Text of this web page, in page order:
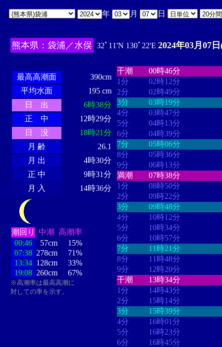
年 月 日
熊本県：袋浦／水俣 32ﾟ11'N 130ﾟ22'E 2024年03月07
最高高潮面
390cm
平均水面
195 cm
日 出
6時38分
正 中
12時29分
日 没
18時21分
月 齢
26.1
月 出
4時30分
正 中
9時31分
月 入
14時36分
潮回り 中潮 高潮率
00:46
57cm
15%
07:38 278cm
71%
13:34 128cm
33%
19:08 260cm 67%
※高潮率は最高高潮に
対しての率を示す。
干潮
00時46分
1分
02時12分
2分
02時49分
3分
03時19分
4分
03時47分
5分
04時13分
6分
04時39分
7分
05時06分
8分
05時36分
9分
06時13分
満潮
07時38分
1分
08時50分
2分
09時22分
3分
09時48分
4分
10時12分
5分
10時34分
6分
10時57分
7分
11時21分
8分
11時48分
9分
12時20分
干潮
13時34分
1分
14時43分
2分
15時14分
3分
15時39分
4分
16時01分
5分
16時23分
6分
16時45分